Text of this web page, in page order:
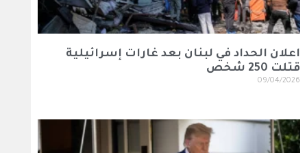
اعلان الحداد في لبنان بعد غارات إسرائيلية
قتلت 250 شخص
09/04/2026